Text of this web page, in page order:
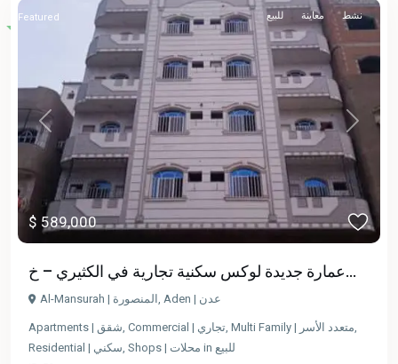
Previous Next
$ 589,000
للبيع معاينة نشط Featured
عمارة جديدة لوكس سكنية تجارية في الكثيري – خ...
Al-Mansurah | المنصورة , Aden | عدن
Apartments | شقق, Commercial | تجاري, Multi Family | متعدد الأسر,
Residential | سكني, Shops | محلات in للبيع